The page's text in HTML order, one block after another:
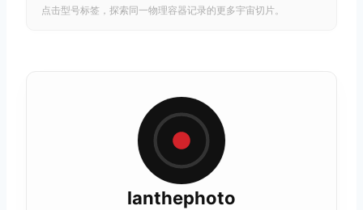
点击型号标签，探索同一物理容器记录的更多宇宙切片。
lanthephoto